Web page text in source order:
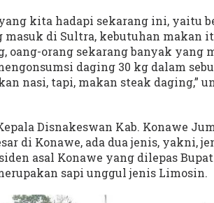
kita hadapi sekarang ini, yaitu
masuk di Sultra, kebutuhan makan
oang-orang sekarang banyak yang
daging 30 kg dalam
nasi, tapi, makan steak daging,”
Disnakeswan Kab. Konawe
di Konawe, ada dua jenis, yakni,
asal Konawe yang dilepas
sapi unggul jenis Limosin.